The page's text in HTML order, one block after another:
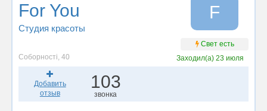
For You
Студия красоты
F
Свет есть
Соборності, 40
Заходил(а)23 июля
Добавить
отзыв
103
звонка